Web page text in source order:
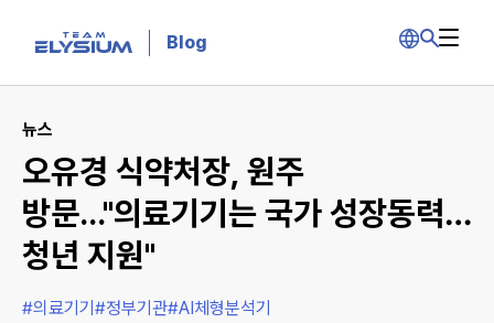
Blog
뉴스
오유경 식약처장, 원주
방문..."의료기기는 국가 성장동력…
청년 지원"
#의료기기 #정부기관#AI체형분석기